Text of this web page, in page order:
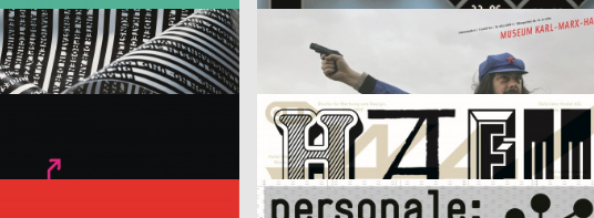
Kommunikation D
2005
Künstlerhaus Stuttgart
D
Das Gruselkabinett des Dr. Erzmarx
Agentur DNS-Transport CH
Haettenschweiler 2006
L2M3 Kommunikationsdesign D